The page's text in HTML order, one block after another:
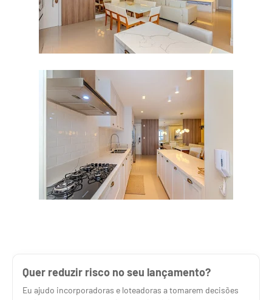
Quer reduzir risco no seu lançamento?
Eu ajudo incorporadoras e loteadoras a tomarem decisões